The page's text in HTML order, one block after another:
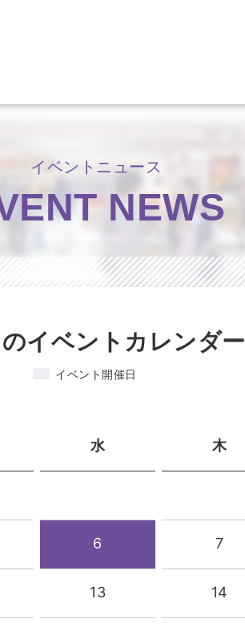
イベントニュース
NEWS
イベントカレンダー
イベント開催日
水 木
6 7
13 14